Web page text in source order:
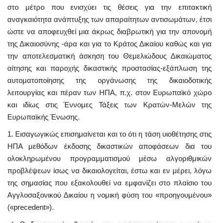
στο μέτρο που ενισχύει τις θέσεις για την επιτακτική
αναγκαιότητα ανάπτυξης των απαραίτητων αντισωμάτων, έτσι
ώστε να αποφευχθεί μια άκρως διαβρωτική για την απονομή
της Δικαιοσύνης -άρα και για το Κράτος Δικαίου καθώς και για
την αποτελεσματική άσκηση του Θεμελιώδους Δικαιώματος
αίτησης και παροχής δικαστικής προστασίας-εξάπλωση της
αυτοματοποίησης της οργάνωσης της δικαιοδοτικής
λειτουργίας και πέραν των ΗΠΑ, π.χ. στον Ευρωπαϊκό χώρο
και ιδίως στις Έννομες Τάξεις των Κρατών-Μελών της
Ευρωπαϊκής Ένωσης.
1. Εισαγωγικώς επισημαίνεται και το ότι η τάση υιοθέτησης στις
ΗΠΑ μεθόδων έκδοσης δικαστικών αποφάσεων δια του
ολοκληρωμένου προγραμματισμού μέσω αλγοριθμικών
προβλέψεων ίσως να δικαιολογείται, έστω και εν μέρει, λόγω
της σημασίας που εξακολουθεί να εμφανίζει στο πλαίσιο του
Αγγλοσαξονικού Δικαίου η νομική φύση του «προηγουμένου»
(«precedent»).